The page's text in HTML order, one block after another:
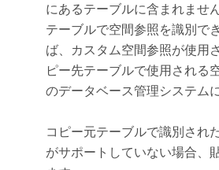
にあるテーブルに含まれませ
テーブルで空間参照を識別で
ば、カスタム空間参照が使用
ピー先テーブルで使用される
のデータベース管理システム
コピー元テーブルで識別され
がサポートしていない場合、